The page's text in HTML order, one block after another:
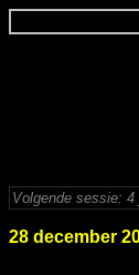
Volgende sessie:
28 december